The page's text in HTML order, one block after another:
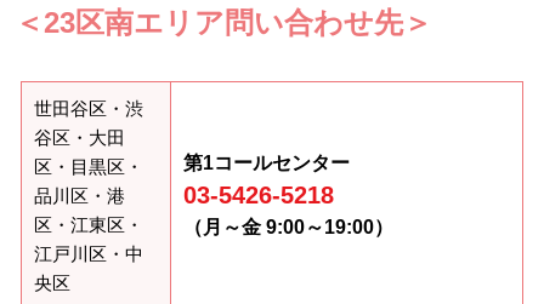
＜23区南エリア問い合わせ先＞
世田谷区・渋
谷区・大田
区・目黒区・
品川区・港
区・江東区・
江戸川区・中
央区
第1コールセンター
03-5426-5218
（月～金 9:00～19:00）